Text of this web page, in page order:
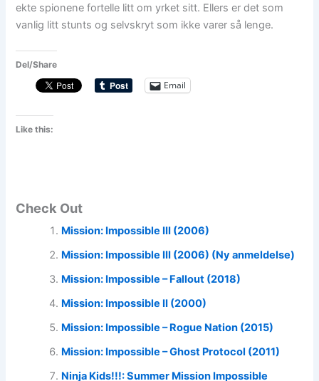
ekte spionene fortelle litt om yrket sitt. Ellers er det som
vanlig litt stunts og selvskryt som ikke varer så lenge.
Del/Share
Email
Like this:
Check Out
Mission: Impossible III (2006)
Mission: Impossible III (2006) (Ny anmeldelse)
Mission: Impossible – Fallout (2018)
Mission: Impossible II (2000)
Mission: Impossible – Rogue Nation (2015)
Mission: Impossible – Ghost Protocol (2011)
Ninja Kids!!!: Summer Mission Impossible